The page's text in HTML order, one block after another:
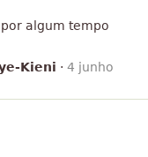
algum tempo
Kieni · 4 junho